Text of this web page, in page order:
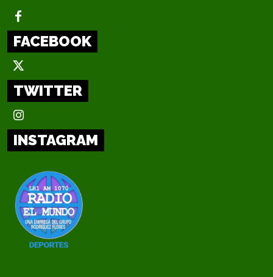
FACEBOOK
TWITTER
INSTAGRAM